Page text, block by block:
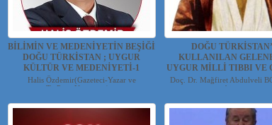
BİLİMİN VE MEDENİYETİN BEŞİĞİ
DOĞU TÜRKİSTAN ; UYGUR
KÜLTÜR VE MEDENİYETİ-1
Halis Özdemir(Gazeteci-Yazar ve
Tv.Prog.Yapımcısı) ...
DOĞU
KULLANILAN
UYGUR MİLLİ TIBBI VE
Doç. Dr. Mağfiret Abdulveli
bin yı...